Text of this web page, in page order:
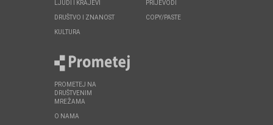
LJUDI I KRAJEVI
DRUŠTVO I ZNANOST
KULTURA
PRIJEVODI
COPY/PASTE
PROMETEJ NA
DRUŠTVENIM
MREŽAMA
O NAMA